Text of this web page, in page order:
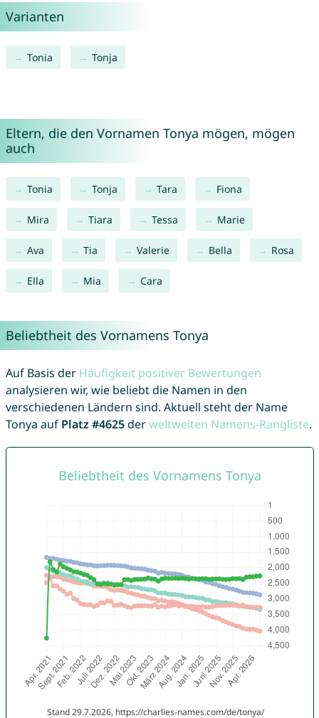
Varianten
Tonia Tonja
Eltern, die den Vornamen Tonya mögen, mögen
auch
Tonia Tonja Tara Fiona
Mira Tiara Tessa Marie
Ava Tia Valerie Bella Rosa
Ella Mia Cara
Beliebtheit des Vornamens Tonya
Auf Basis der Häufigkeit positiver Bewertungen
analysieren wir, wie beliebt die Namen in den
verschiedenen Ländern sind. Aktuell steht der Name
Tonya auf Platz #4625derweltweiten Namens-Rangliste.